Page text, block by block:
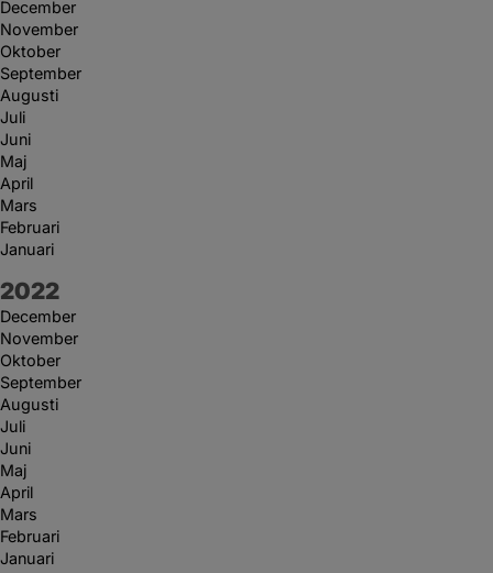
December
November
Oktober
September
Augusti
Juli
Juni
Maj
April
Mars
Februari
Januari
År:
2022
December
November
Oktober
September
Augusti
Juli
Juni
Maj
April
Mars
Februari
Januari